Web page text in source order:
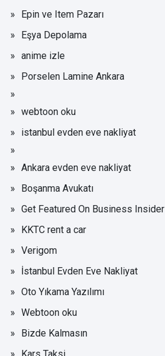
Epin ve Item Pazarı
Eşya Depolama
anime izle
Porselen Lamine Ankara
webtoon oku
istanbul evden eve nakliyat
Ankara evden eve nakliyat
Boşanma Avukatı
Get Featured On Business Insider
KKTC rent a car
Verigom
İstanbul Evden Eve Nakliyat
Oto Yıkama Yazılımı
Webtoon oku
Bizde Kalmasın